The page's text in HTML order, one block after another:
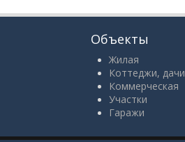
Объекты
Жилая
Коттеджи, дачи
Коммерческая
Участки
Гаражи